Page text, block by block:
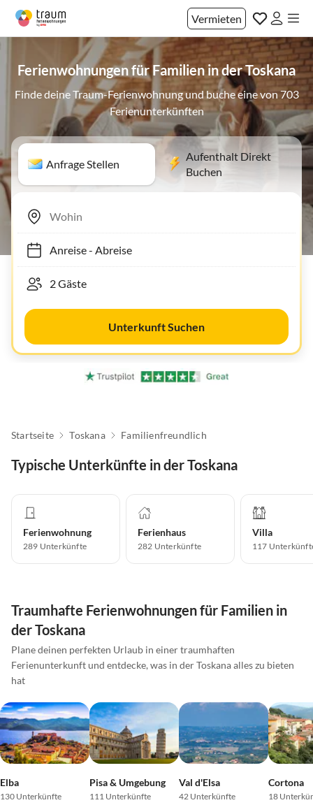
Vermieten
Ferienwohnungen für Familien in der Toskana
Finde deine Traum-Ferienwohnung und buche eine von 703
Ferienunterkünften
Anfrage Stellen
Aufenthalt Direkt
Buchen
Anreise- Abreise
Unterkunft Suchen
Startseite Toskana Familienfreundlich
Typische Unterkünfte in der Toskana
Ferienwohnung
289 Unterkünfte
Ferienhaus
282 Unterkünfte
Villa
117
Traumhafte Ferienwohnungen für Familien in
der Toskana
Plane deinen perfekten Urlaub in einer traumhaften
Ferienunterkunft und entdecke, was in der Toskana alles zu bieten
hat
Elba
130 Unterkünfte
Pisa & Umgebung
111 Unterkünfte
Val d'Elsa
42 Unterkünfte
Cortona
18